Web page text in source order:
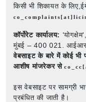
किसी भी शिकायत के
कॉर्पोरेट कार्यालय:
मुंबई – 400 021.
वेबसाइट के बारे में कोई भी
आशीष मांजरेकर से
इस वेबसाइट पर सामग्री
प्रबंधित की जाती है।